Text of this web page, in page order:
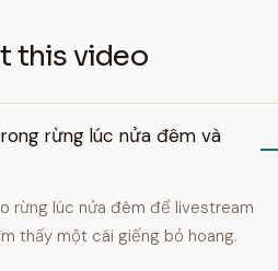
this video
rừng lúc nửa đêm và
rừng lúc nửa đêm để livestream
thấy một cái giếng bỏ hoang.